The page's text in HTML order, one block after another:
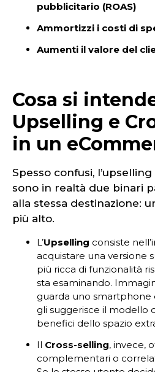
pubblicitario (ROAS)
Ammortizzi i costi di
Aumenti il valore del
Cosa si
Upselling e
in un
Spesso confusi,
sono in realtà due binari
alla stessa destinazione:
più alto.
L’Upselling consiste
acquistare una versione
più ricca di funzionalità
sta esaminando.
guarda uno smartphone
gli suggerisce il modello
benefici dello spazio
Il Cross-selling, invece,
complementari o